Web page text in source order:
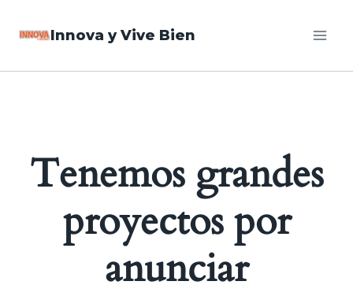
Innova y Vive Bien
Tenemos grandes
proyectos por
anunciar